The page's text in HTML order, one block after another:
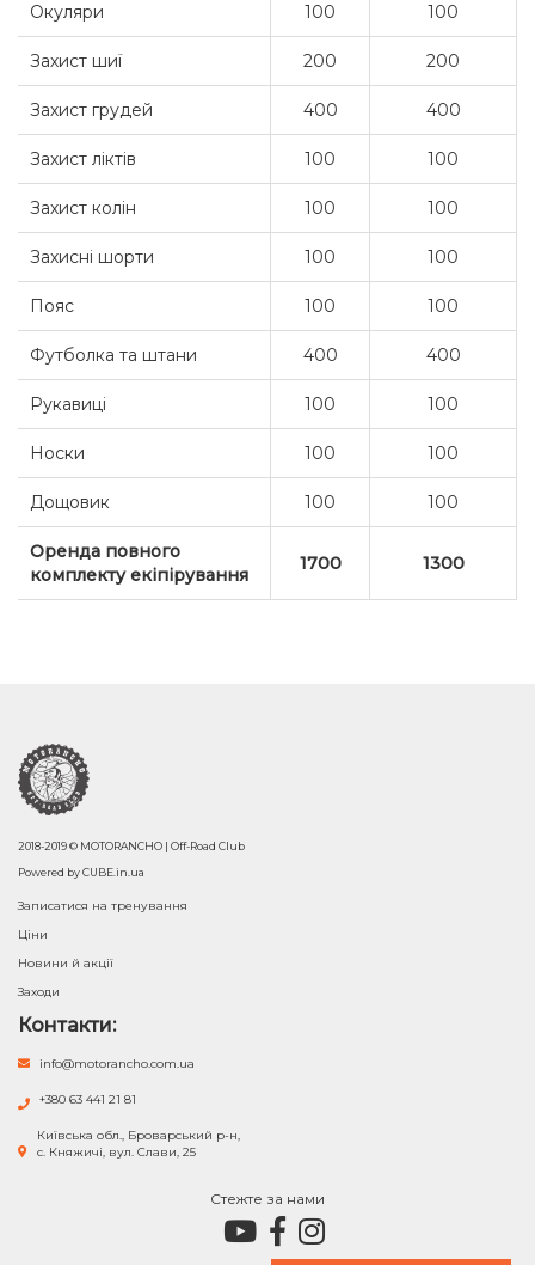
Окуляри 100 100
Захист шиї 200 200
Захист грудей 400 400
Захист ліктів 100 100
Захист колін 100 100
Захисні шорти 100 100
Пояс 100 100
Футболка та штани 400 400
Рукавиці 100 100
Носки 100 100
Дощовик 100 100
Оренда повного
комплекту екіпірування
1700 1300
2018-2019 © MOTORANCHO | Off-Road Club
Powered byCUBE.in.ua
Записатися на тренування
Ціни
Новини й акції
Заходи
Контакти:
info@motorancho.com.ua
+380 63 441 21 81
Київська обл., Броварський р-н,
с. Княжичі, вул. Слави, 25
Стежте за нами